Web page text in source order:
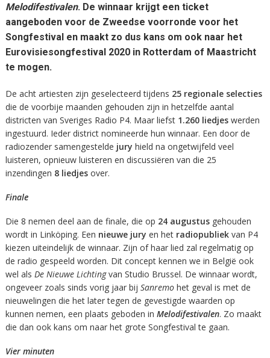
Melodifestivalen. De winnaar krijgt een ticket
aangeboden voor de Zweedse voorronde voor het
Songfestival en maakt zo dus kans om ook naar het
Eurovisiesongfestival 2020 in Rotterdam of Maastricht
te mogen.
De acht artiesten zijn geselecteerd tijdens 25 regionale selecties
die de voorbije maanden gehouden zijn in hetzelfde aantal
districten van Sveriges Radio P4. Maar liefst1.260 liedjeswerden
ingestuurd. Ieder district nomineerde hun winnaar. Een door de
radiozender samengestelde jury hield na ongetwijfeld veel
luisteren, opnieuw luisteren en discussiëren van die 25
inzendingen 8 liedjesover.
Finale
Die 8 nemen deel aan de finale, die op 24 augustusgehouden
wordt in Linköping. Een nieuwe jury en het radiopubliekvan P4
kiezen uiteindelijk de winnaar. Zijn of haar lied zal regelmatig op
de radio gespeeld worden. Dit concept kennen we in België ook
wel als De Nieuwe Lichtingvan Studio Brussel. De winnaar wordt,
ongeveer zoals sinds vorig jaar bij Sanremohet geval is met de
nieuwelingen die het later tegen de gevestigde waarden op
kunnen nemen, een plaats geboden in Melodifestivalen. Zo maakt
die dan ook kans om naar het grote Songfestival te gaan.
Vier minuten